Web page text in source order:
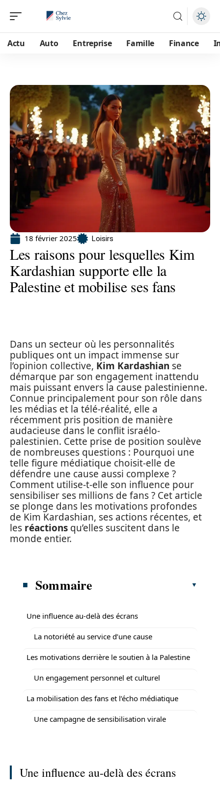
Actu Auto Entreprise Famille Finance
18 février 2025 Loisirs
Les raisons pour lesquelles Kim
Kardashian supporte elle la
Palestine et mobilise ses fans
Dans un secteur où les personnalités
publiques ont un impact immense sur
l’opinion collective, Kim Kardashian se
démarque par son engagement inattendu
mais puissant envers la cause palestinienne.
Connue principalement pour son rôle dans
les médias et la télé-réalité, elle a
récemment pris position de manière
audacieuse dans le conflit israélo-
palestinien. Cette prise de position soulève
de nombreuses questions : Pourquoi une
telle figure médiatique choisit-elle de
défendre une cause aussi complexe ?
Comment utilise-t-elle son influence pour
sensibiliser ses millions de fans ? Cet article
se plonge dans les motivations profondes
de Kim Kardashian, ses actions récentes, et
les réactions qu’elles suscitent dans le
monde entier.
Sommaire
Une influence au-delà des écrans
La notoriété au service d’une cause
Les motivations derrière le soutien à la Palestine
Un engagement personnel et culturel
La mobilisation des fans et l’écho médiatique
Une campagne de sensibilisation virale
Une influence au-delà des écrans